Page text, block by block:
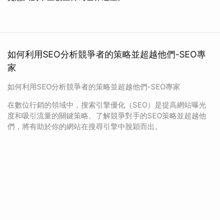
如何利用SEO分析競爭者的策略並超越他們-SEO專
家
如何利用SEO分析競爭者的策略並超越他們-SEO專家
在數位行銷的領域中，搜索引擎優化（SEO）是提高網站曝光
度和吸引流量的關鍵策略。了解競爭對手的SEO策略並超越他
們，將有助於你的網站在搜尋引擎中脫穎而出。